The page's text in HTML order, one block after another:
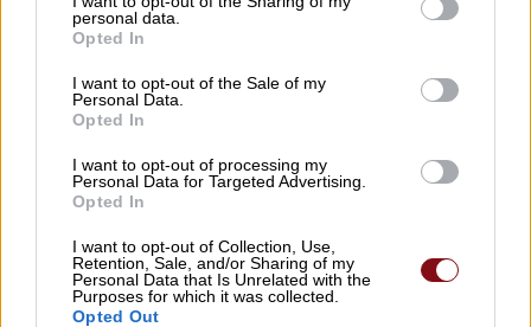
personal data.
Opted In
I want to opt-out of the Sale of my
Personal Data.
Opted In
I want to opt-out of processing my
Personal Data for Targeted Advertising.
Opted In
I want to opt-out of Collection, Use,
Retention, Sale, and/or Sharing of my
Personal Data that Is Unrelated with the
Purposes for which it was collected.
Opted Out